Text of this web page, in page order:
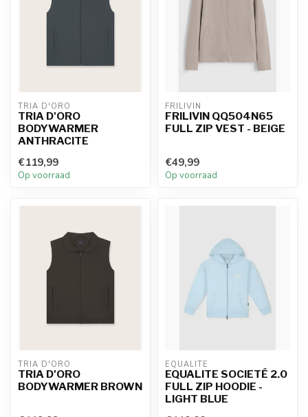
TRIA D'ORO
TRIA D'ORO
BODYWARMER
ANTHRACITE
€119,99
Op voorraad
FRILIVIN
FRILIVIN QQ504N65
FULL ZIP VEST - BEIGE
€49,99
Op voorraad
TRIA D'ORO
TRIA D'ORO
BODYWARMER BROWN
EQUALITÉ
EQUALITE SOCIETÉ 2.0
FULL ZIP HOODIE -
LIGHT BLUE